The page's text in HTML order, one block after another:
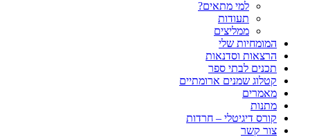
למי מתאים?
תעודות
ממליצים
המומחיות שלי
הרצאות וסדנאות
תכנים לבתי ספר
קטלוג שמנים ארומתיים
מאמרים
מתנות
קורס דיגיטלי – חרדות
צור קשר